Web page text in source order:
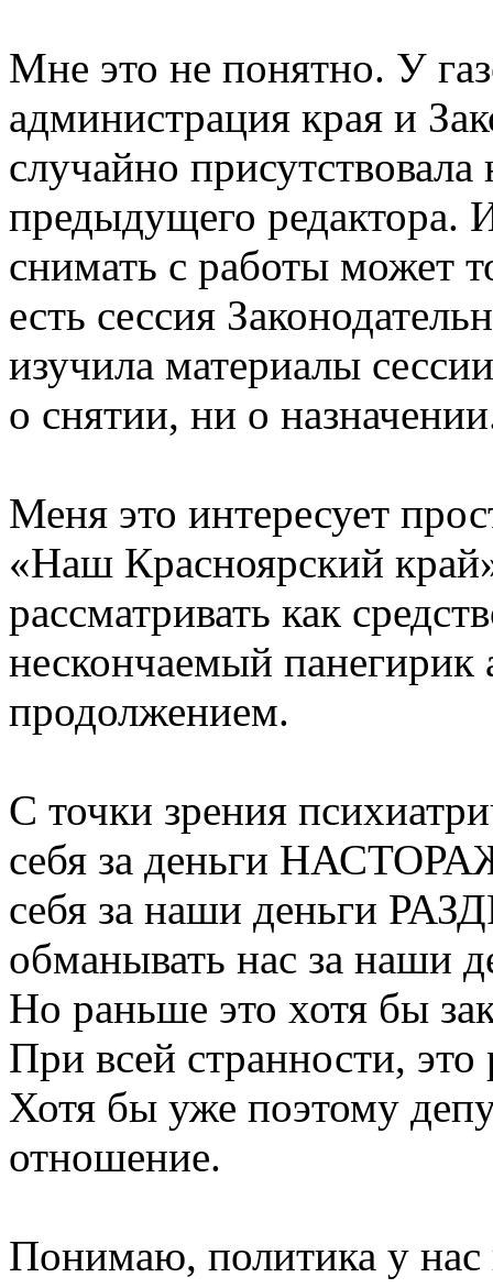
Мне это не понятно. У
администрация края и
случайно присутствовала
предыдущего редактора.
снимать с работы может
есть сессия
изучила материалы
о снятии, ни о
Меня это интересует
«Наш Красноярский
рассматривать как
нескончаемый панегирик
продолжением.
С точки зрения
себя за деньги
себя за наши деньги
обманывать нас за
Но раньше это хотя бы
При всей странности, это
Хотя бы уже поэтому
отношение.
Понимаю, политика у нас